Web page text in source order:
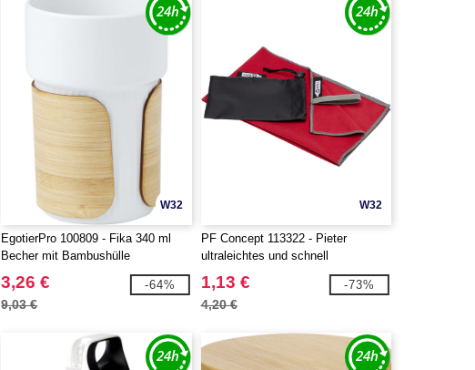
W32
EgotierPro 100809 - Fika 340 ml
Becher mit Bambushülle
3,26 €
9,03 €
-64%
W32
PF Concept 113322 - Pieter
ultraleichtes und schnell
trocknendes GRS Handtuch 30 ×
50 cm
1,13 €
4,20 €
-73%